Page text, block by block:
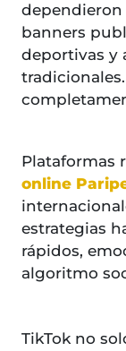
banners
deportivas y
Plataformas
online
estrategias
rápidos,
algoritmo
TikTok no